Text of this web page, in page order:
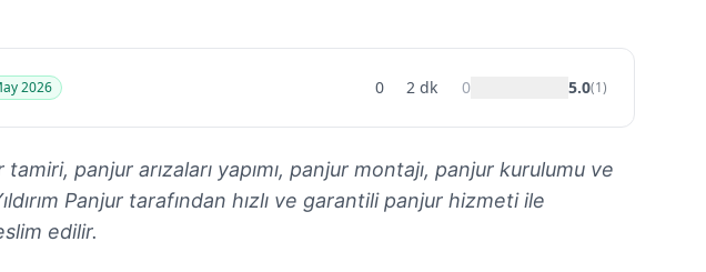
2026 0 2dk 0 5.0(1)
panjur arızaları yapımı, panjur montajı, panjur kurulumu ve
Panjur tarafından hızlı ve garantili panjur hizmeti ile
edilir.